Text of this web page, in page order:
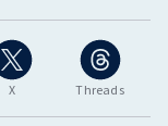
X Threads